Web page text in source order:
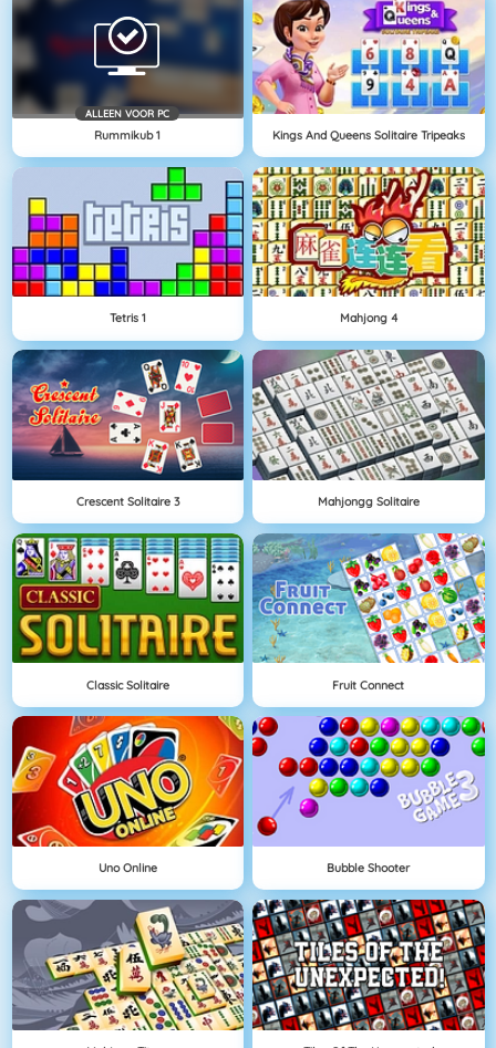
ALLEEN VOOR PC
Rummikub 1 Kings And Queens Solitaire Tripeaks
Tetris 1 Mahjong 4
Crescent Solitaire 3 Mahjongg Solitaire
Classic Solitaire Fruit Connect
Uno Online Bubble Shooter